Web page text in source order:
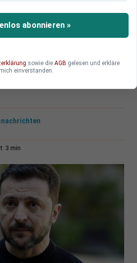
erreicht werden?
starten in Istanbul neue
– doch wie realistisch
und wie reagieren die
3 min
abonnieren »
sowie die AGB gelesen und erkläre
mich einverstanden.